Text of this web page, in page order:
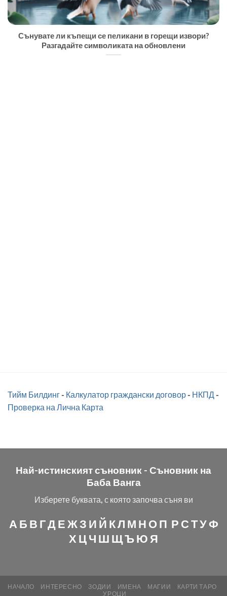
Сънувате ли къпещи се пеликани в горещи извори?
Разгадайте символиката на обновлени
Тийм Билдинг- Калкулатор граждански договор- НКПД -
Проверка на Лична Карта
Най-истинският съновник - Съновник на
Баба Ванга
Изберете буквата, с която започва съня ви
А Б В ГДЕЖЗ И Й КЛ М Н О П Р СТУФ
Х ЦЧ Ш ЩЪЮ Я
НАЧАЛО ИНТЕРЕСНО ЗОДИИ ИМЕНА МАГИИ
КАРТИ ТАРО
УРОЦИ